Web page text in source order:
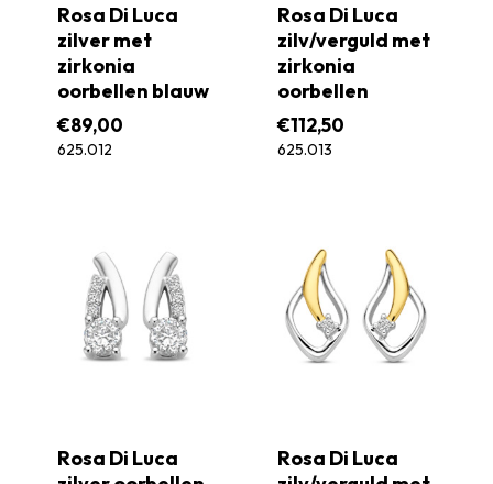
Rosa Di Luca
zilver met
zirkonia
oorbellen blauw
€89,00
625.012
Rosa Di Luca
zilv/verguld met
zirkonia
oorbellen
€112,50
625.013
Rosa Di Luca
Rosa Di Luca